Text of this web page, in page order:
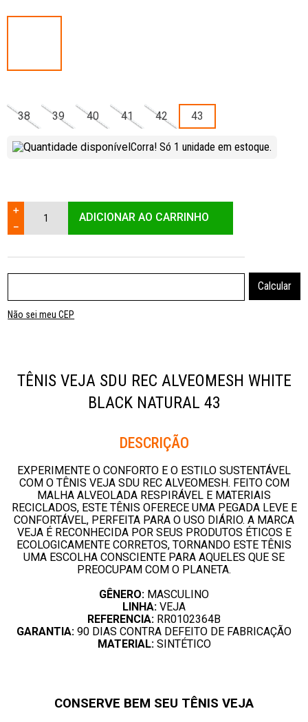
38 39 40 41 42 43
Corra! Só 1 unidade em estoque.
＋
－
ADICIONAR AO CARRINHO
Não sei meu CEP
TÊNIS VEJA SDU REC ALVEOMESH WHITE
BLACK NATURAL 43
Descrição
EXPERIMENTE O CONFORTO E O ESTILO SUSTENTÁVEL
COM O TÊNIS VEJA SDU REC ALVEOMESH. FEITO COM
MALHA ALVEOLADA RESPIRÁVEL E MATERIAIS
RECICLADOS, ESTE TÊNIS OFERECE UMA PEGADA LEVE E
CONFORTÁVEL, PERFEITA PARA O USO DIÁRIO. A MARCA
VEJA É RECONHECIDA POR SEUS PRODUTOS ÉTICOS E
ECOLOGICAMENTE CORRETOS, TORNANDO ESTE TÊNIS
UMA ESCOLHA CONSCIENTE PARA AQUELES QUE SE
PREOCUPAM COM O PLANETA.
GÊNERO: MASCULINO
LINHA: VEJA
REFERENCIA: RR0102364B
GARANTIA: 90 DIAS CONTRA DEFEITO DE FABRICAÇÃO
MATERIAL: SINTÉTICO
CONSERVE BEM SEU TÊNIS VEJA